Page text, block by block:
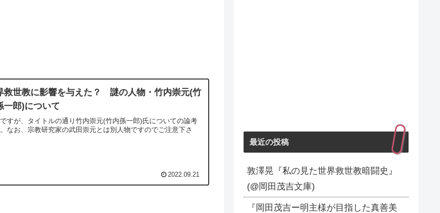
救世教に影響を与えた？ 謎の人物・竹内崇元(竹
一郎)について
すが、タイトルの通り竹内崇元(竹内孫一郎)氏についての論考
なお、宗教研究家の武田崇元とは別人物ですのでご注意下さ
2022.09.21
最近の投稿
敦澤晃『私の見た世界救世教暗闘史』
(@岡田茂吉文庫)
『岡田茂吉ー明主様が目指した真善美